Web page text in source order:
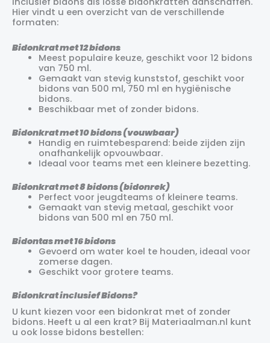
Hier vindt u een overzicht van de verschillende
formaten:
Bidonkrat met 12 bidons
Meest populaire keuze, geschikt voor 12 bidons
van 750 ml.
Gemaakt van stevig kunststof, geschikt voor
bidons van 500 ml, 750 ml en hygiënische
bidons.
Beschikbaar met of zonder bidons.
Bidonkrat met 10 bidons (vouwbaar)
Handig en ruimtebesparend: beide zijden zijn
onafhankelijk opvouwbaar.
Ideaal voor teams met een kleinere bezetting.
Bidonkrat met 8 bidons (bidonrek)
Perfect voor jeugdteams of kleinere teams.
Gemaakt van stevig metaal, geschikt voor
bidons van 500 ml en 750 ml.
Bidontas met 16 bidons
Gevoerd om water koel te houden, ideaal voor
zomerse dagen.
Geschikt voor grotere teams.
Bidonkrat inclusief Bidons?
U kunt kiezen voor een bidonkrat met of zonder
bidons. Heeft u al een krat? Bij Materiaalman.nl kunt
u ook losse bidons bestellen: